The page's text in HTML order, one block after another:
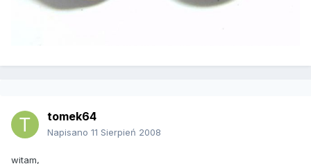
tomek64
Napisano 11 Sierpień 2008
witam,